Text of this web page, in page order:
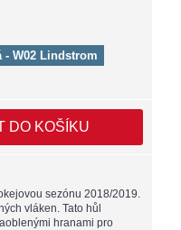
- W02 Lindstrom
DO KOŠÍKU
sezónu 2018/2019.
vláken. Tato hůl
hranami pro